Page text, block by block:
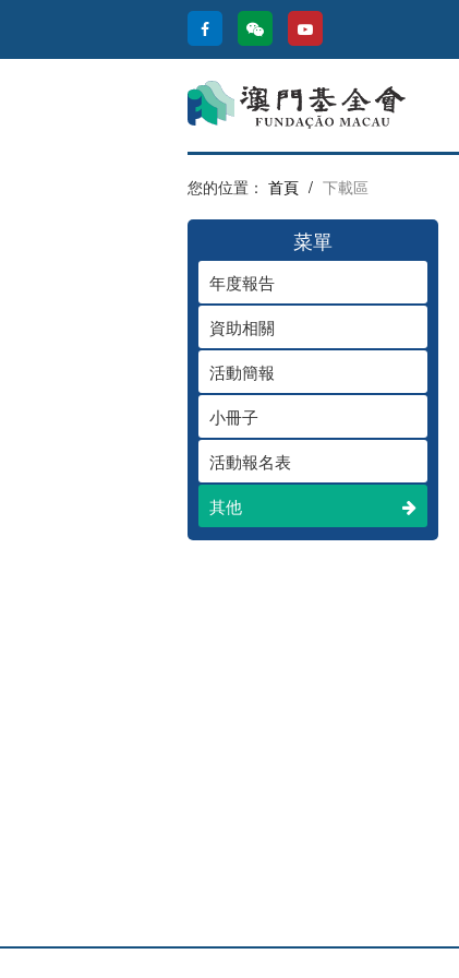
您的位置： 首頁 / 下載區
菜單
年度報告
資助相關
活動簡報
小冊子
活動報名表
其他